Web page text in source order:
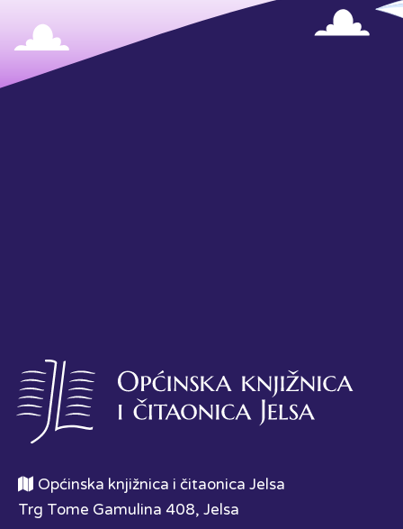
Općinska knjižnica i čitaonica Jelsa
Trg Tome Gamulina 408, Jelsa